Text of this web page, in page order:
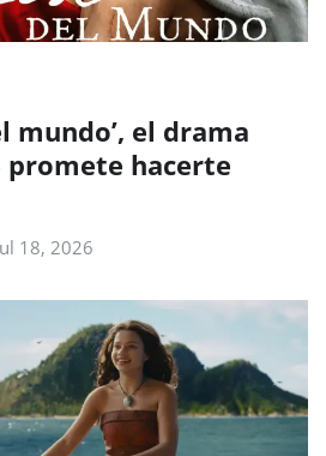
mundo’, el drama
hacerte
18, 2026